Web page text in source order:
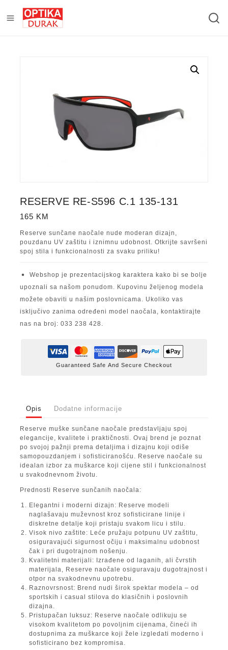
RESERVE RE-S596 C.1 135-131
165 KM
Reserve sunčane naočale nude moderan dizajn,
pouzdanu UV zaštitu i iznimnu udobnost. Otkrijte savršeni
spoj stila i funkcionalnosti za svaku priliku!
Webshop je prezentacijskog karaktera kako bi se bolje
upoznali sa našom ponudom. Kupovinu željenog modela
možete obaviti u našim poslovnicama. Ukoliko vas
isključivo zanima određeni model naočala, kontaktirajte
nas na broj: 033 238 428.
Guaranteed Safe And Secure Checkout
Opis Dodatne informacije
Reserve muške sunčane naočale predstavljaju spoj
elegancije, kvalitete i praktičnosti. Ovaj brend je poznat
po svojoj pažnji prema detaljima i dizajnu koji odiše
samopouzdanjem i sofisticiranošću. Reserve naočale su
idealan izbor za muškarce koji cijene stil i funkcionalnost
u svakodnevnom životu.
Prednosti Reserve sunčanih naočala:
Elegantni i moderni dizajn: Reserve modeli
naglašavaju muževnost kroz sofisticirane linije i
diskretne detalje koji pristaju svakom licu i stilu.
Visok nivo zaštite: Leće pružaju potpunu UV zaštitu,
osiguravajući sigurnost očiju i maksimalnu udobnost
čak i pri dugotrajnom nošenju.
Kvalitetni materijali: Izrađene od laganih, ali čvrstih
materijala, Reserve naočale osiguravaju dugotrajnost i
otpor na svakodnevnu upotrebu.
Raznovrsnost: Brend nudi širok spektar modela – od
sportskih i casual stilova do klasičnih i poslovnih
dizajna.
Pristupačan luksuz: Reserve naočale odlikuju se
visokom kvalitetom po povoljnim cijenama, čineći ih
dostupnima za muškarce koji žele izgledati moderno i
sofisticirano bez kompromisa.